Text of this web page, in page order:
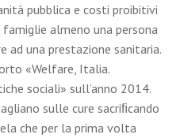
pubblica e costi proibitivi
almeno una persona
ad una prestazione sanitaria.
«Welfare, Italia.
sociali» sull’anno 2014.
sulle cure sacriﬁcando
che per la prima volta